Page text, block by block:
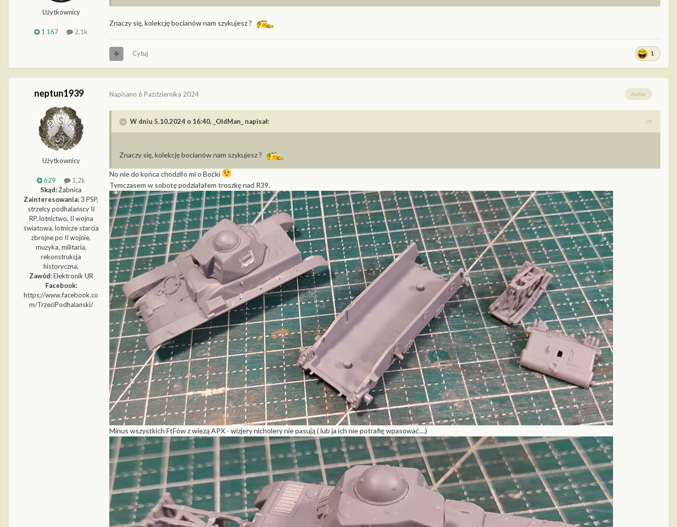
Użytkownicy
1 167 2,1k
Znaczy się, kolekcję bocianów nam szykujesz ?
1
Cytuj
neptun1939
Użytkownicy
629
1,2k
Skąd:Żabnica
Zainteresowania:3 PSP,
strzelcy podhalańscy II
RP, lotnictwo, II wojna
światowa, lotnicze starcia
zbrojne po II wojnie,
muzyka, militaria,
rekonstrukcja
historyczna,
Zawód:Elektronik UR
Facebook:
https://www.facebook.co
m/TrzeciPodhalanski/
Autor
Napisano 6 Października 2024
W dniu 5.10.2024 o 16:40, _OldMan_ napisał:
Znaczy się, kolekcję bocianów nam szykujesz ?
No nie do końca chodziło mi o Boćki
Tymczasem w sobotę podziałałem troszkę nad R39.
Minus wszystkich FtFów z wiezą APX - wizjery nicholery nie pasują ( lub ja ich nie potrafię wpasować....)